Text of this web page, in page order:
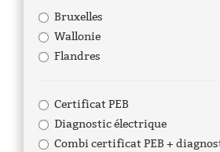
Bruxelles
Wallonie
Flandres
Certificat PEB
Diagnostic électrique
Combi certificat PEB +